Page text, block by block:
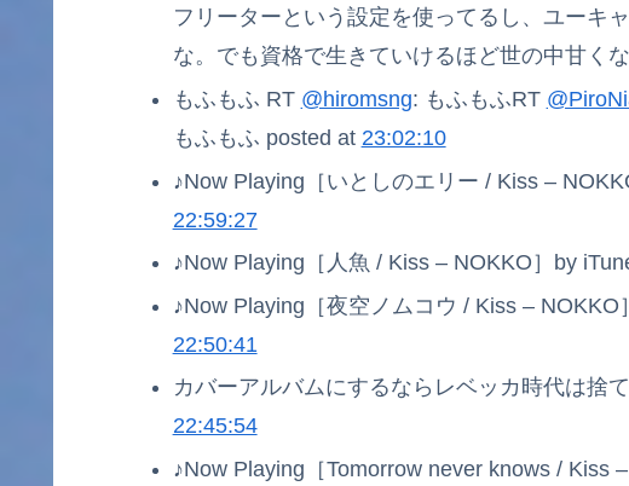
フリーターという設定を使ってるし、ユーキ
な。でも資格で生きていけるほど世の中甘く
もふもふ RT @hiromsng: もふもふRT
もふもふ posted at 23:02:10
♪Now Playing［いとしのエリー / Kiss –
22:59:27
♪Now Playing［人魚 / Kiss – NOKKO］by
♪Now Playing［夜空ノムコウ / Kiss – NOKKO
22:50:41
カバーアルバムにするならレベッカ時代は捨
22:45:54
♪Now Playing［Tomorrow never knows / Kiss